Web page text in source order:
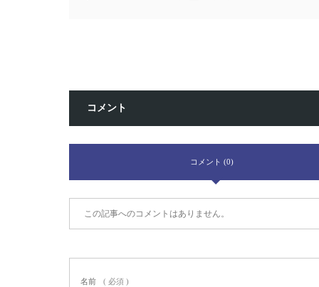
コメント
コメント (0)
この記事へのコメントはありません。
名前 ( 必須 )